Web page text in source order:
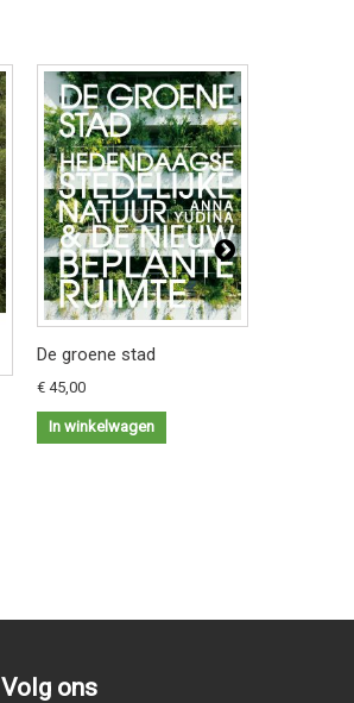
De groene stad
€ 45,00
In winkelwagen
Volg ons